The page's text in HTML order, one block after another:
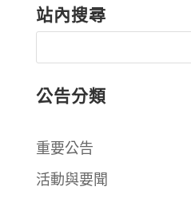
站內搜尋
公告分類
重要公告
活動與要聞